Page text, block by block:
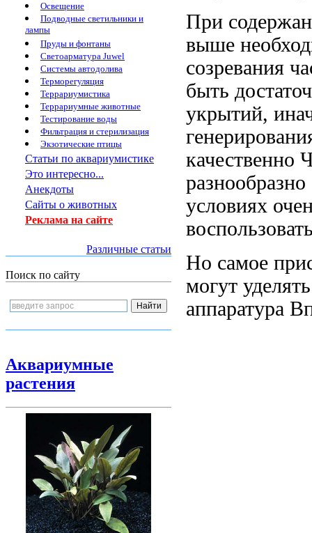
Освещение
Подводные светильники и
лампы
Пруды и фонтаны
Светоарматура Juwel
Системы автодолива
Терморегуляция
Террариумистика
Террариумные животные
Тестирование воды
Фильтрация и стерилизация
Экзотические птицы
Статьи по аквариумистике
Это интересно...
Анекдоты
Сайты о животных
Реклама на сайте
Различные статьи
Поиск по сайту
Аквариумные
растения
При
выше
созревания
быть
укрытий,
качественно
условиях
Но самое
могут
аппаратура